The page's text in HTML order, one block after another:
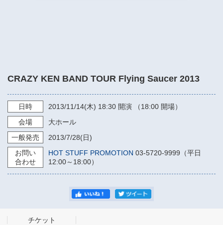
CRAZY KEN BAND TOUR Flying Saucer 2013
日時 2013/11/14(木) 18:30 開演 （18:00 開場）
会場
大ホール
一般発売
2013/7/28(日)
お問い
合わせ
HOT STUFF PROMOTION 03-5720-9999（平日
12:00～18:00）
チケット